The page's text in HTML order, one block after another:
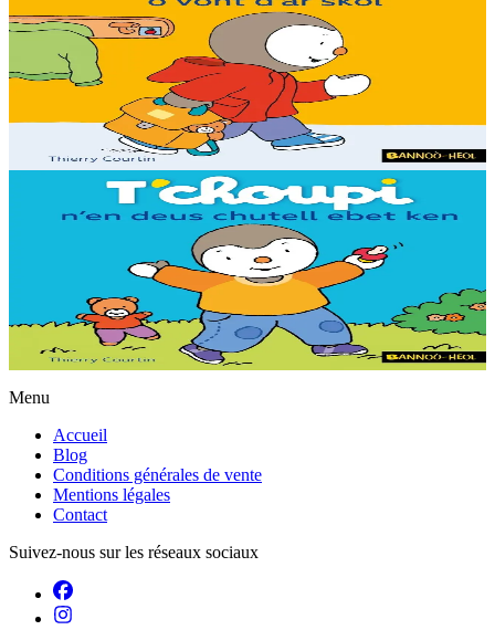
T'choupi rentre à l'école
Ce matin, T'choupi va à l'école car c'est la rentrée ! Mais en arrivant
dans la classe, il n'a plus très envie d'y aller...
En stock6,30 €
Acheter
T'choupi n'a plus de tétine
C'est un grand jour : T'choupi va essayer de se passer de sa tétine !
En stock6,30 €
Acheter
Menu
Accueil
Blog
Conditions générales de vente
Mentions légales
Contact
Suivez-nous sur les réseaux sociaux